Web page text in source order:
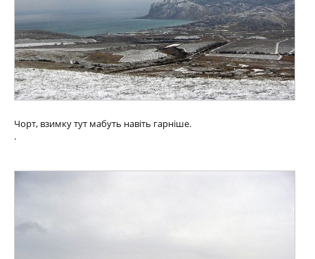
Чорт, взимку тут мабуть навіть гарніше.
.